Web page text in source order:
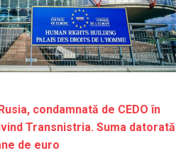
condamnată de CEDO în
Transnistria. Suma datorată
de euro